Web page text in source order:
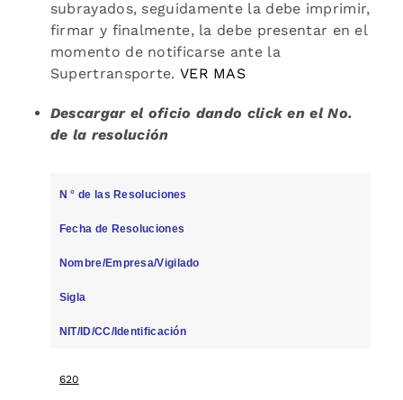
subrayados, seguidamente la debe imprimir,
firmar y finalmente, la debe presentar en el
momento de notificarse ante la
Supertransporte. VER MAS
Descargar el oficio dando click en el No.
de la resolución
N ° de las Resoluciones
Fecha de Resoluciones
Nombre/Empresa/Vigilado
Sigla
NIT/ID/CC/Identificación
620